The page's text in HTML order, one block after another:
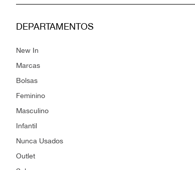
DEPARTAMENTOS
New In
Marcas
Bolsas
Feminino
Masculino
Infantil
Nunca Usados
Outlet